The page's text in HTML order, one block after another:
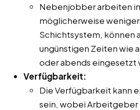
Nebenjobber arbeiten
möglicherweise
Schichtsystem, können
ungünstigen Zeiten wie
oder abends eingesetzt
Verfügbarkeit:
Die Verfügbarkeit kann
sein, wobei Arbeitgeber